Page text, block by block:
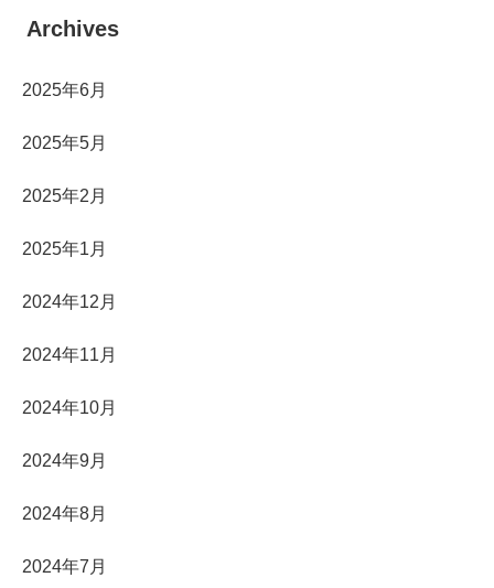
Archives
2025年6月
2025年5月
2025年2月
2025年1月
2024年12月
2024年11月
2024年10月
2024年9月
2024年8月
2024年7月